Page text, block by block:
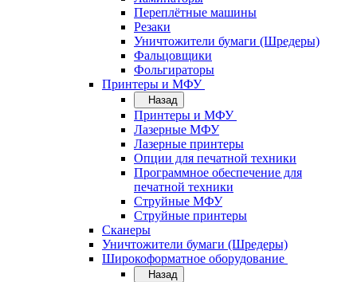
Переплётные машины
Резаки
Уничтожители бумаги (Шредеры)
Фальцовщики
Фольгираторы
Принтеры и МФУ
Назад
Принтеры и МФУ
Лазерные МФУ
Лазерные принтеры
Опции для печатной техники
Программное обеспечение для
печатной техники
Струйные МФУ
Струйные принтеры
Сканеры
Уничтожители бумаги (Шредеры)
Широкоформатное оборудование
Назад